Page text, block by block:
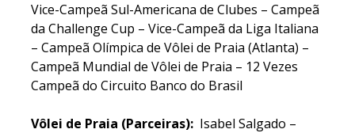
Vice-Campeã Sul-Americana de Clubes – Campeã
da Challenge Cup – Vice-Campeã da Liga Italiana
– Campeã Olímpica de Vôlei de Praia (Atlanta) –
Campeã Mundial de Vôlei de Praia – 12 Vezes
Campeã do Circuito Banco do Brasil
Vôlei de Praia (Parceiras): Isabel Salgado –